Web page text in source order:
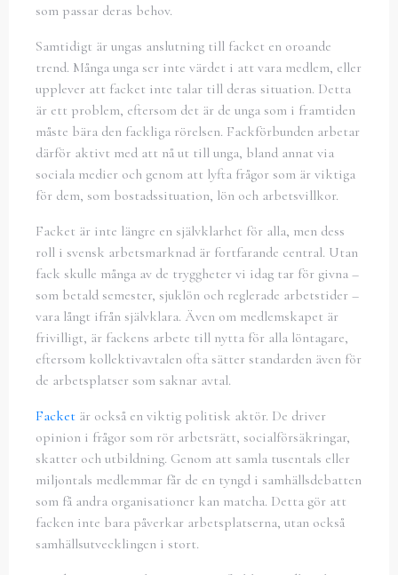
som passar deras behov.
Samtidigt är ungas anslutning till facket en oroande
trend. Många unga ser inte värdet i att vara medlem, eller
upplever att facket inte talar till deras situation. Detta
är ett problem, eftersom det är de unga som i framtiden
måste bära den fackliga rörelsen. Fackförbunden arbetar
därför aktivt med att nå ut till unga, bland annat via
sociala medier och genom att lyfta frågor som är viktiga
för dem, som bostadssituation, lön och arbetsvillkor.
Facket är inte längre en självklarhet för alla, men dess
roll i svensk arbetsmarknad är fortfarande central. Utan
fack skulle många av de tryggheter vi idag tar för givna –
som betald semester, sjuklön och reglerade arbetstider –
vara långt ifrån självklara. Även om medlemskapet är
frivilligt, är fackens arbete till nytta för alla löntagare,
eftersom kollektivavtalen ofta sätter standarden även för
de arbetsplatser som saknar avtal.
Facket är också en viktig politisk aktör. De driver
opinion i frågor som rör arbetsrätt, socialförsäkringar,
skatter och utbildning. Genom att samla tusentals eller
miljontals medlemmar får de en tyngd i samhällsdebatten
som få andra organisationer kan matcha. Detta gör att
facken inte bara påverkar arbetsplatserna, utan också
samhällsutvecklingen i stort.